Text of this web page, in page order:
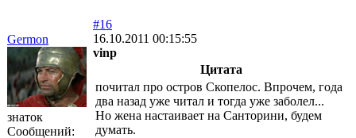
Germon
знаток
Сообщений:
#16
16.10.2011 00:15:55
vinp
Цитата
почитал про остров Скопелос. Впрочем, года
два назад уже читал и тогда уже заболел...
Но жена настаивает на Санторини, будем
думать.